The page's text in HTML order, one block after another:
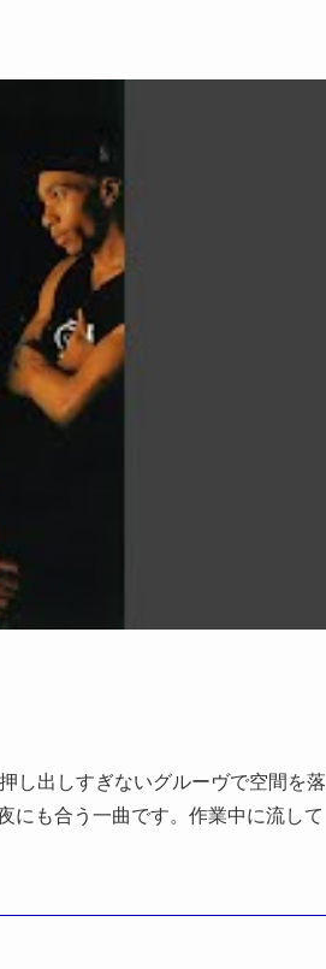
し出しすぎないグルーヴで空間を落
にも合う一曲です。作業中に流して